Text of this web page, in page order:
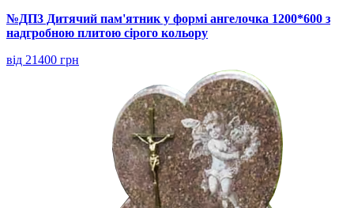
№ДП3 Дитячий пам'ятник у формі ангелочка 1200*600 з
надгробною плитою сірого кольору
від 21400 грн